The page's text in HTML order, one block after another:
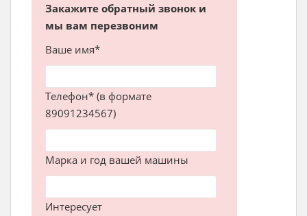
Закажите обратный звонок и
мы вам перезвоним
Ваше имя*
Телефон* (в формате
89091234567)
Марка и год вашей машины
Интересует